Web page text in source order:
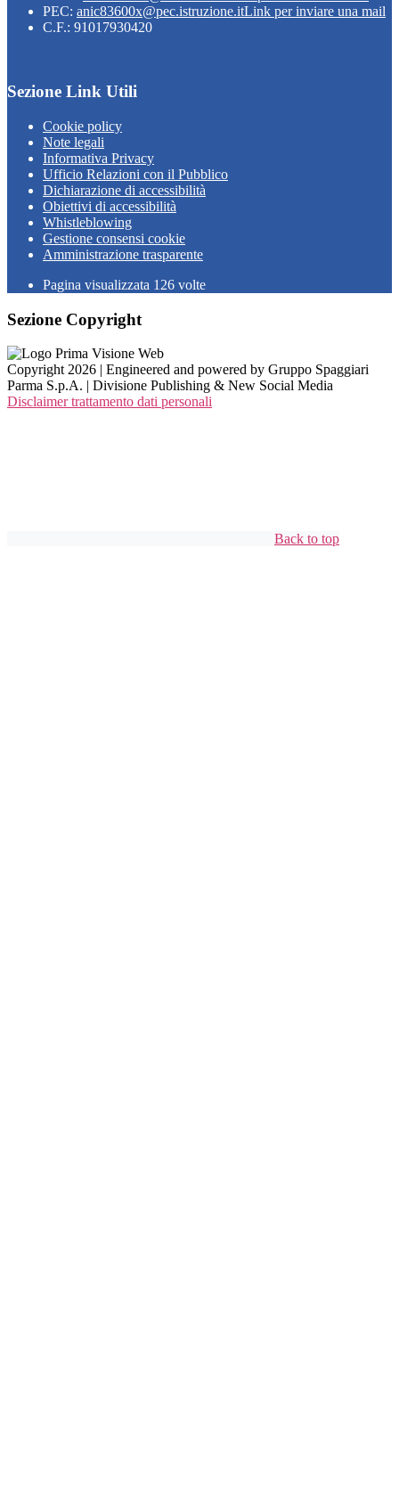
PEC: anic83600x@pec.istruzione.itLink per inviare una mail
C.F.: 91017930420
Sezione Link Utili
Cookie policy
Note legali
Informativa Privacy
Ufficio Relazioni con il Pubblico
Dichiarazione di accessibilità
Obiettivi di accessibilità
Whistleblowing
Gestione consensi cookie
Amministrazione trasparente
Pagina visualizzata 126 volte
Sezione Copyright
Copyright 2026 | Engineered and powered by Gruppo Spaggiari
Parma S.p.A. | Divisione Publishing & New Social Media
Disclaimer trattamento dati personali
Back to top